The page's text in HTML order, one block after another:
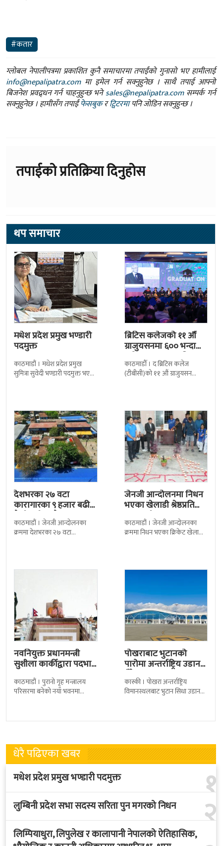
#कतार
ग्लोबल नेपालीपत्रमा प्रकाशित कुनै समाचारमा तपाईंको गुनासो भए हामीलाई
info@nepalipatra.comमा इमेल गर्न सक्नुहुनेछ । साथै तपाई आफ्नो
बिजनेश प्रवद्र्धन गर्न चाहनुहुन्छ भनेsales@nepalipatra.comसम्पर्क गर्न
सक्नुहुनेछ । हामीसँग तपाईंफेसबुकरट्विटरमापनि जोडिन सक्नुहुन्छ ।
तपाईको प्रतिक्रिया दिनुहोस
थप समाचार
मधेश प्रदेश प्रमुख भण्डारी
पदमुक्त
काठमाडौं । मधेश प्रदेश प्रमुख
सुमित्रा सुवेदी भण्डारी पदमुक्त भएकी
ब्रिटिस कलेजको ११ औँ
ग्राजुयसनमा ६०० भन्दा
बढी ग्राजुयट सम्मानित
काठमाडौँ । द ब्रिटिस कलेज
(टीबीसी)को ११ औं ग्राजुयसन
देशभरका २७ वटा
कारागारका ९ हजार बढी
कैदीबन्दी अझै फरार
काठमाडौं । जेनजी आन्दोलनका
क्रममा देशभरका २७ वटा
जेनजी आन्दोलनमा निधन
भएका खेलाडी श्रेष्ठप्रति
श्रद्धाञ्जली
काठमाडौं । जेनजी आन्दोलनका
क्रममा निधन भएका क्रिकेट खेलाडी
नवनियुक्त प्रधानमन्त्री
सुशीला कार्कीद्वारा पदभार
काठमाडौं । पुरानो गृह मन्त्रालय
परिसरमा बनेको नयाँ भवनमा
नवनियुक्त
पोखराबाट भुटानको
पारोमा अन्तर्राष्ट्रिय उडान
हुँदै
कास्की । पोखरा अन्तर्राष्ट्रिय
विमानस्थलबाट भुटान सिधा उडान
लागेको हो
धेरै पढिएका खबर
१
मधेश प्रदेश प्रमुख भण्डारी पदमुक्त
२
लुम्बिनी प्रदेश सभा सदस्य सरिता पुन मगरको निधन
लिम्पियाधुरा, लिपुलेख र कालापानी नेपालको ऐतिहासिक,